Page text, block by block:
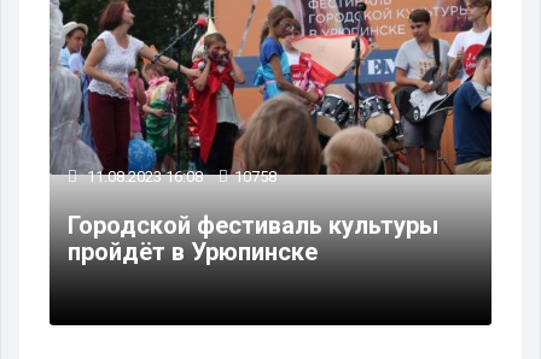
11.08.2023 16:08 10758
Городской фестиваль культуры
пройдёт в Урюпинске